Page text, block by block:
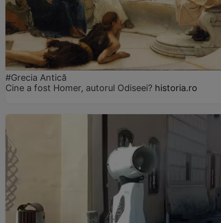
#Grecia Antică
Cine a fost Homer, autorul Odiseei? historia.ro